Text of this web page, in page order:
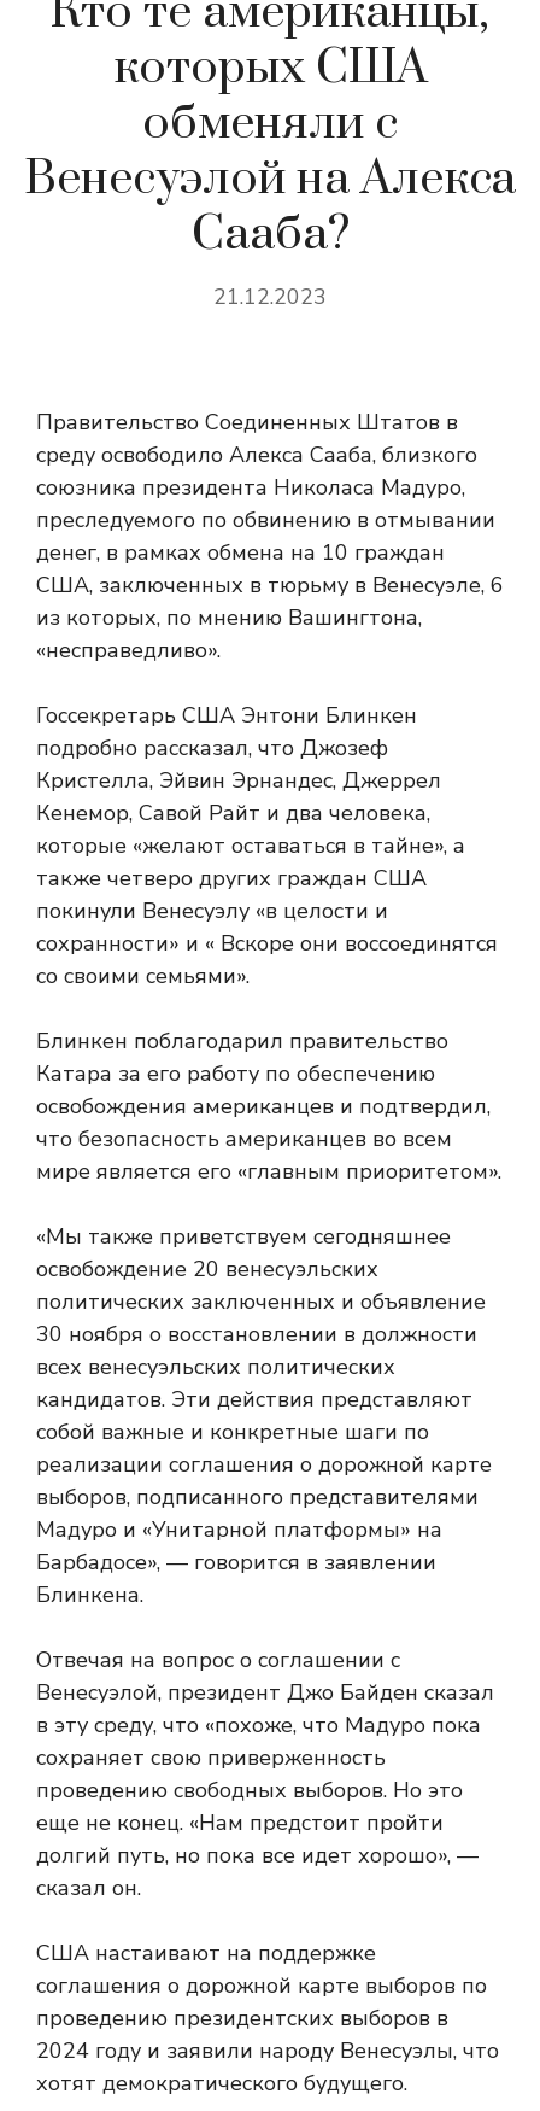
Кто те американцы,
которых США
обменяли с
Венесуэлой на Алекса
Сааба?
21.12.2023
Правительство Соединенных Штатов в
среду освободило Алекса Сааба, близкого
союзника президента Николаса Мадуро,
преследуемого по обвинению в отмывании
денег, в рамках обмена на 10 граждан
США, заключенных в тюрьму в Венесуэле, 6
из которых, по мнению Вашингтона,
«несправедливо».
Госсекретарь США Энтони Блинкен
подробно рассказал, что Джозеф
Кристелла, Эйвин Эрнандес, Джеррел
Кенемор, Савой Райт и два человека,
которые «желают оставаться в тайне», а
также четверо других граждан США
покинули Венесуэлу «в целости и
сохранности» и « Вскоре они воссоединятся
со своими семьями».
Блинкен поблагодарил правительство
Катара за его работу по обеспечению
освобождения американцев и подтвердил,
что безопасность американцев во всем
мире является его «главным приоритетом».
«Мы также приветствуем сегодняшнее
освобождение 20 венесуэльских
политических заключенных и объявление
30 ноября о восстановлении в должности
всех венесуэльских политических
кандидатов. Эти действия представляют
собой важные и конкретные шаги по
реализации соглашения о дорожной карте
выборов, подписанного представителями
Мадуро и «Унитарной платформы» на
Барбадосе», — говорится в заявлении
Блинкена.
Отвечая на вопрос о соглашении с
Венесуэлой, президент Джо Байден сказал
в эту среду, что «похоже, что Мадуро пока
сохраняет свою приверженность
проведению свободных выборов. Но это
еще не конец. «Нам предстоит пройти
долгий путь, но пока все идет хорошо», —
сказал он.
США настаивают на поддержке
соглашения о дорожной карте выборов по
проведению президентских выборов в
2024 году и заявили народу Венесуэлы, что
хотят демократического будущего.